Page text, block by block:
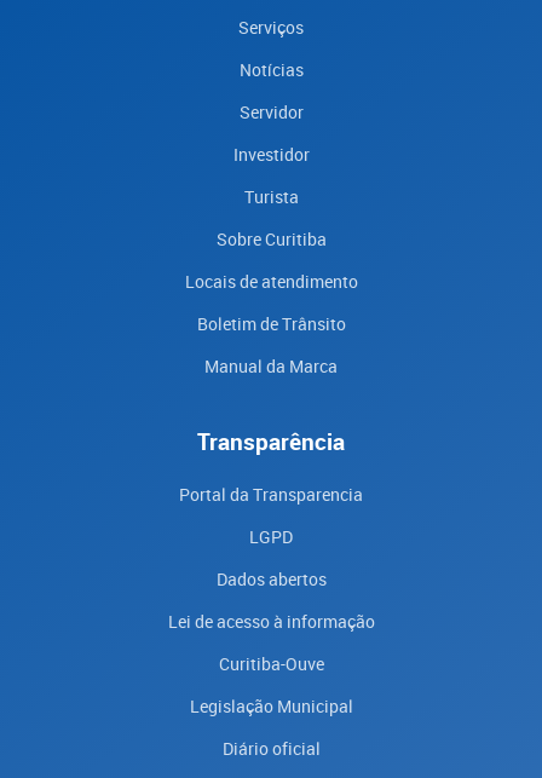
Serviços
Notícias
Servidor
Investidor
Turista
Sobre Curitiba
Locais de atendimento
Boletim de Trânsito
Manual da Marca
Transparência
Portal da Transparencia
LGPD
Dados abertos
Lei de acesso à informação
Curitiba-Ouve
Legislação Municipal
Diário oficial